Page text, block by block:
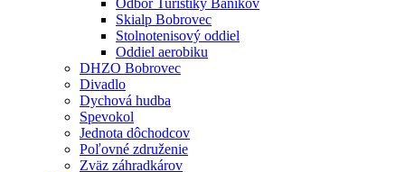
Odbor Turistiky Baníkov
Skialp Bobrovec
Stolnotenisový oddiel
Oddiel aerobiku
DHZO Bobrovec
Divadlo
Dychová hudba
Spevokol
Jednota dôchodcov
Poľovné združenie
Zväz záhradkárov